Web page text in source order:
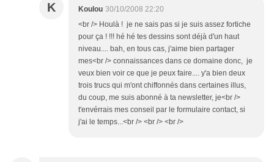
K Koulou 30/10/2008 22:20
<br /> Houlà ! je ne sais pas si je suis assez fortiche
pour ça ! !!! hé hé tes dessins sont déjà d'un haut
niveau.... bah, en tous cas, j'aime bien partager
mes<br /> connaissances dans ce domaine donc, je
veux bien voir ce que je peux faire.... y'a bien deux
trois trucs qui m'ont chiffonnés dans certaines illus,
du coup, me suis abonné à ta newsletter, je<br />
t'envérrais mes conseil par le formulaire contact, si
j'ai le temps...<br /> <br /> <br />